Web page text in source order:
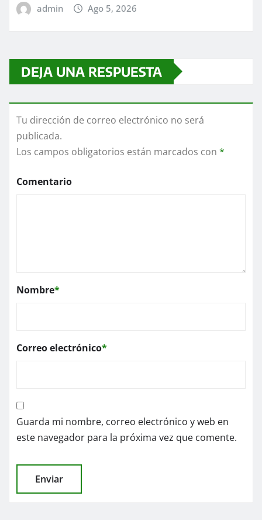
admin Ago 5, 2026
DEJA UNA RESPUESTA
Tu dirección de correo electrónico no será
publicada.
Los campos obligatorios están marcados con *
Comentario
Nombre*
Correo electrónico*
Guarda mi nombre, correo electrónico y web en
este navegador para la próxima vez que comente.